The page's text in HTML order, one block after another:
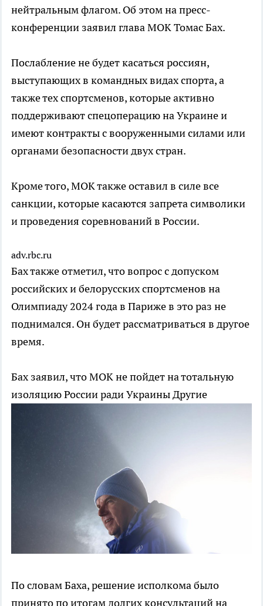
нейтральным флагом. Об этом на пресс-
конференции заявил глава МОК Томас Бах.
Послабление не будет касаться россиян,
выступающих в командных видах спорта, а
также тех спортсменов, которые активно
поддерживают спецоперацию на Украине и
имеют контракты с вооруженными силами или
органами безопасности двух стран.
Кроме того, МОК также оставил в силе все
санкции, которые касаются запрета символики
и проведения соревнований в России.
adv.rbc.ru
Бах также отметил, что вопрос с допуском
российских и белорусских спортсменов на
Олимпиаду 2024 года в Париже в это раз не
поднимался. Он будет рассматриваться в другое
время.
Бах заявил, что МОК не пойдет на тотальную
изоляцию России ради УкраиныДругие
По словам Баха, решение исполкома было
принято по итогам долгих консультаций на